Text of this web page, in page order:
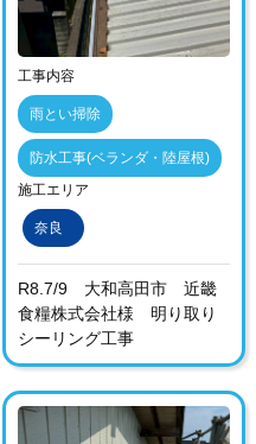
工事内容
雨とい掃除
防水工事(ベランダ・陸屋根)
施工エリア
奈良
R8.7/9 大和高田市 近畿
食糧株式会社様 明り取り
シーリング工事